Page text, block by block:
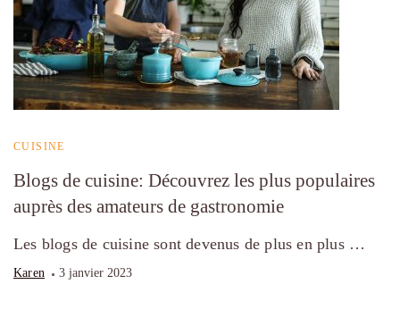
CUISINE
Blogs de cuisine: Découvrez les plus populaires
auprès des amateurs de gastronomie
Les blogs de cuisine sont devenus de plus en plus …
Karen 3 janvier 2023